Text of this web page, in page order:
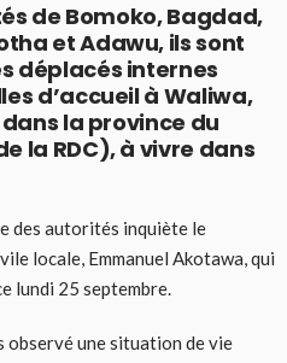
de Bomoko, Bagdad,
et Adawu, ils sont
déplacés internes
d’accueil à Waliwa,
la province du
la RDC), à vivre dans
des autorités inquiète le
locale, Emmanuel Akotawa, qui
lundi 25 septembre.
observé une situation de vie